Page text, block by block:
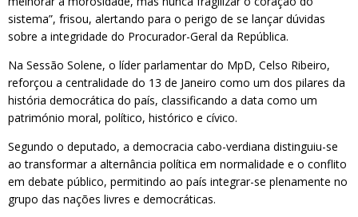
sistema”, frisou, alertando para o perigo de se lançar dúvidas
sobre a integridade do Procurador-Geral da República.
Na Sessão Solene, o líder parlamentar do MpD, Celso Ribeiro,
reforçou a centralidade do 13 de Janeiro como um dos pilares da
história democrática do país, classificando a data como um
património moral, político, histórico e cívico.
Segundo o deputado, a democracia cabo-verdiana distinguiu-se
ao transformar a alternância política em normalidade e o conflito
em debate público, permitindo ao país integrar-se plenamente no
grupo das nações livres e democráticas.